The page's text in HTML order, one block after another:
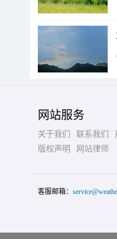
网站服务
关于我们 联系我们
版权声明
网站律师
客服邮箱：